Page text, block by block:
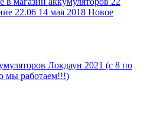
22.06 14 мая 2018 Новое
Локдаун 2021 (с 8 по
мы работаем!!!)